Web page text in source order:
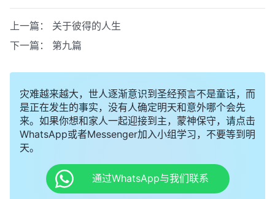
上一篇： 关于彼得的人生
下一篇： 第九篇
灾难越来越大，世人逐渐意识到圣经预言不是童话，而
是正在发生的事实，没有人确定明天和意外哪个会先
来。如果你想和家人一起迎接到主，蒙神保守，请点击
WhatsApp或者Messenger加入小组学习，不要等到明
天。
通过WhatsApp与我们联系